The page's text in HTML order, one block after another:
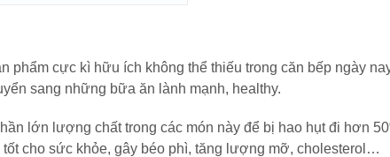
phẩm cực kì hữu ích không thể thiếu trong căn bếp ngày
sang những bữa ăn lành mạnh, healthy.
lớn lượng chất trong các món này để bị hao hụt đi hơn
cho sức khỏe, gây béo phì, tăng lượng mỡ, cholesterol…